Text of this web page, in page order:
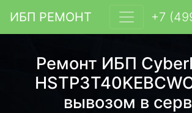
ИБП РЕМОНТ +7
Ремонт ИБП
вывозом в